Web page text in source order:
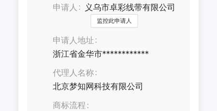
申请人 义乌市卓彩线带有限公司
监控此申请人
申请人地址
浙江省金华市************
代理人名称
北京梦知网科技有限公司
商标流程